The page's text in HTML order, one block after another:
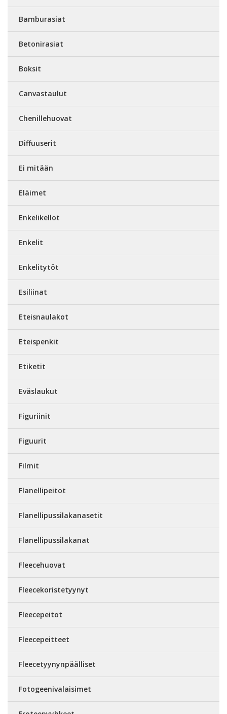
Bamburasiat
Betonirasiat
Boksit
Canvastaulut
Chenillehuovat
Diffuuserit
Ei mitään
Eläimet
Enkelikellot
Enkelit
Enkelitytöt
Esiliinat
Eteisnaulakot
Eteispenkit
Etiketit
Eväslaukut
Figuriinit
Figuurit
Filmit
Flanellipeitot
Flanellipussilakanasetit
Flanellipussilakanat
Fleecehuovat
Fleecekoristetyynyt
Fleecepeitot
Fleecepeitteet
Fleecetyynynpäälliset
Fotogeenivalaisimet